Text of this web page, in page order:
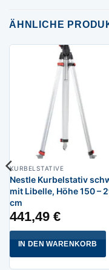
ÄHNLICHE
KURBELSTATIVE
Nestle Kurbelstativ
mit Libelle, Höhe 150 –
cm
441,49 €
IN DEN WARENKORB